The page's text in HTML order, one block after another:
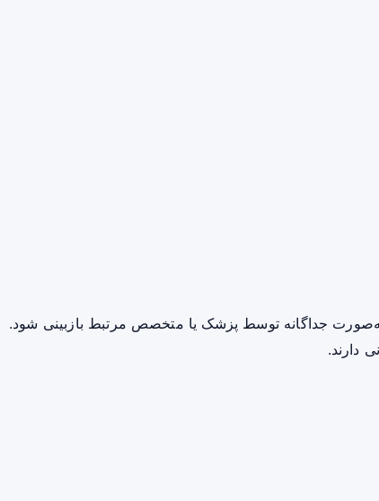
جداگانه توسط پزشک یا متخصص مرتبط بازبینی شود.
دارند.